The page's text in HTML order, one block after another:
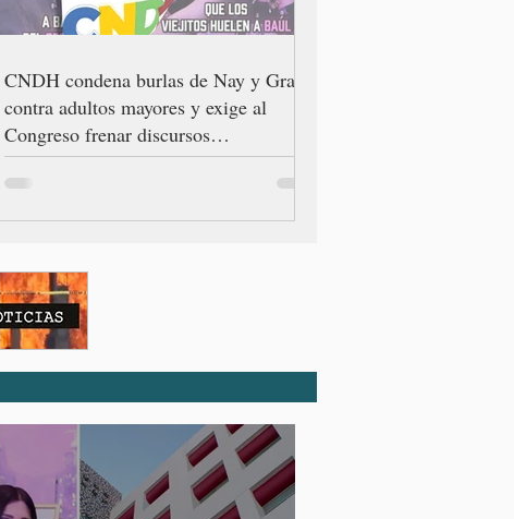
CNDH condena burlas de Nay y Grace
contra adultos mayores y exige al
Congreso frenar discursos
discriminatorios